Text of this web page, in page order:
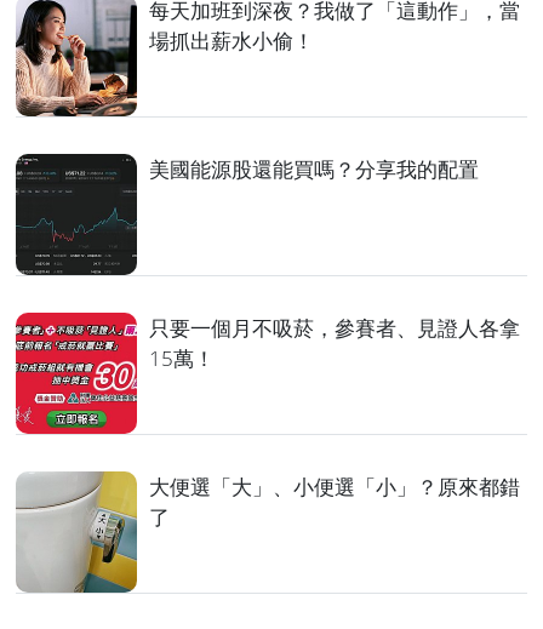
每天加班到深夜？我做了「這動作」，當
場抓出薪水小偷！
美國能源股還能買嗎？分享我的配置
只要一個月不吸菸，參賽者、見證人各拿
15萬！
大便選「大」、小便選「小」？原來都錯
了